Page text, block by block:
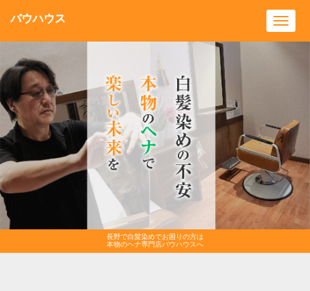
長野で白髪染めでお困りの方は
本物のヘナ専門店バウハウスへ
バウハウス